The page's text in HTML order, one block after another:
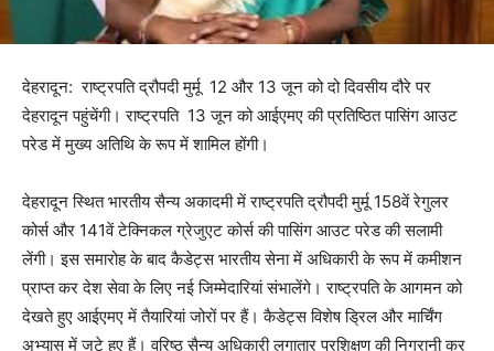
देहरादून: राष्ट्रपति द्रौपदी मुर्मू 12 और 13 जून को दो दिवसीय दौरे पर
देहरादून पहुंचेंगी। राष्ट्रपति 13 जून को आईएमए की प्रतिष्ठित पासिंग आउट
परेड में मुख्य अतिथि के रूप में शामिल होंगी।
देहरादून स्थित भारतीय सैन्य अकादमी में राष्ट्रपति द्रौपदी मुर्मू 158वें रेगुलर
कोर्स और 141वें टेक्निकल ग्रेजुएट कोर्स की पासिंग आउट परेड की सलामी
लेंगी। इस समारोह के बाद कैडेट्स भारतीय सेना में अधिकारी के रूप में कमीशन
प्राप्त कर देश सेवा के लिए नई जिम्मेदारियां संभालेंगे। राष्ट्रपति के आगमन को
देखते हुए आईएमए में तैयारियां जोरों पर हैं। कैडेट्स विशेष ड्रिल और मार्चिंग
अभ्यास में जुटे हुए हैं। वरिष्ठ सैन्य अधिकारी लगातार प्रशिक्षण की निगरानी कर